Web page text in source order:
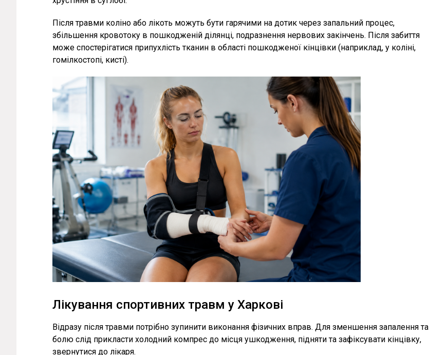
Після травми коліно або лікоть можуть бути гарячими на дотик через запальний процес,
збільшення кровотоку в пошкодженій ділянці, подразнення нервових закінчень. Після забиття
може спостерігатися припухлість тканин в області пошкодженої кінцівки (наприклад, у коліні,
гомілкостопі, кисті).
Лікування спортивних травм у Харкові
Відразу після травми потрібно зупинити виконання фізичних вправ. Для зменшення запалення та
болю слід прикласти холодний компрес до місця ушкодження, підняти та зафіксувати кінцівку,
звернутися до лікаря.